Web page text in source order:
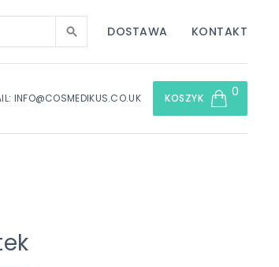
DOSTAWA KONTAKT
INFO@COSMEDIKUS.CO.UK KOSZYK 0